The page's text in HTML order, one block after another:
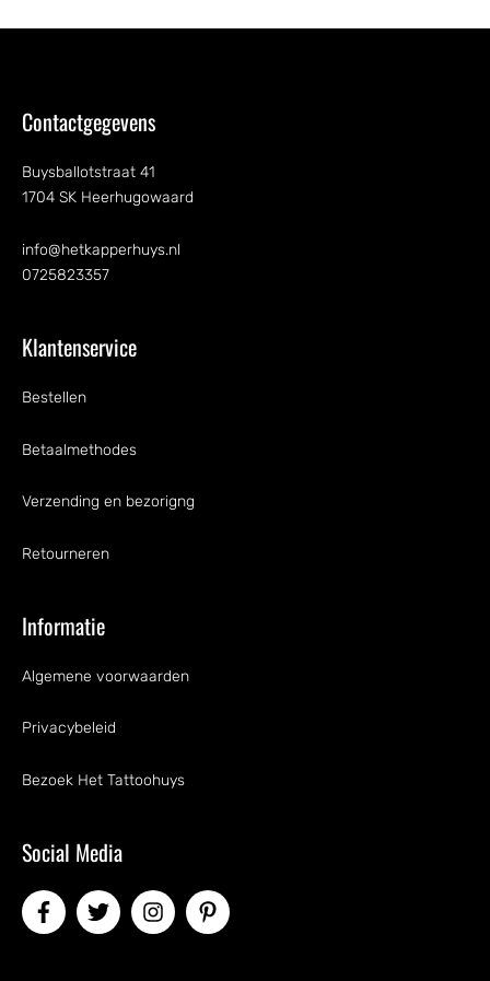
Contactgegevens
Buysballotstraat 41
1704 SK Heerhugowaard
info@hetkapperhuys.nl
0725823357
Klantenservice
Bestellen
Betaalmethodes
Verzending en bezorigng
Retourneren
Informatie
Algemene voorwaarden
Privacybeleid
Bezoek Het Tattoohuys
Social Media